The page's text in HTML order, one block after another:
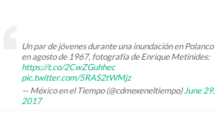
Un par de jóvenes durante una inundación en Polanco
en agosto de 1967, fotografía de Enrique Metinides:
https://t.co/2CwZGuhhec
pic.twitter.com/5RAS2tWMjz
— México en el Tiempo (@cdmexeneltiempo) June 29,
2017